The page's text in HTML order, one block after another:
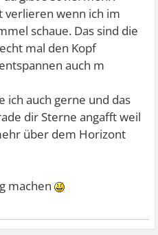
verlieren wenn ich im
schaue. Das sind die
mal den Kopf
auch m
ich auch gerne und das
dir Sterne angafft weil
über dem Horizont
machen